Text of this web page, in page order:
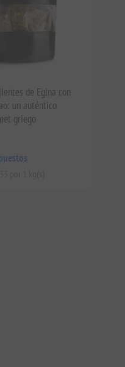
de Egina con
un auténtico
griego